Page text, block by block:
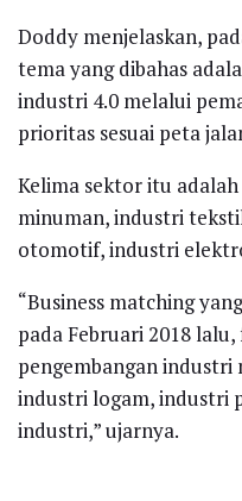
Doddy menjelaskan,
tema yang dibahas
industri 4.0 melalui
prioritas sesuai peta
Kelima sektor itu
minuman, industri
otomotif, industri
“Business matching
pada Februari 2018
pengembangan industri
industri logam, industri
industri,” ujarnya.